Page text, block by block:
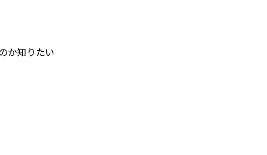
か知りたい